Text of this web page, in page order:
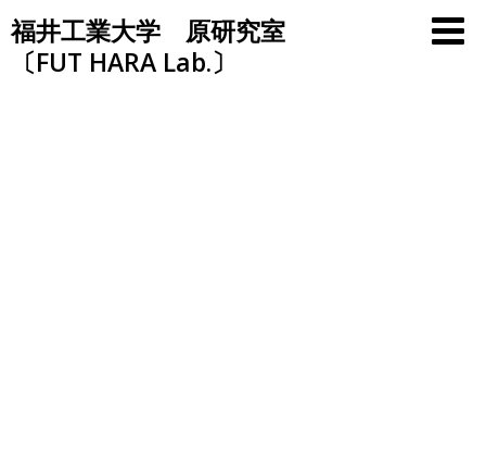
Skip
to
content
福井工業大学 原研究室
〔FUT HARA Lab.〕